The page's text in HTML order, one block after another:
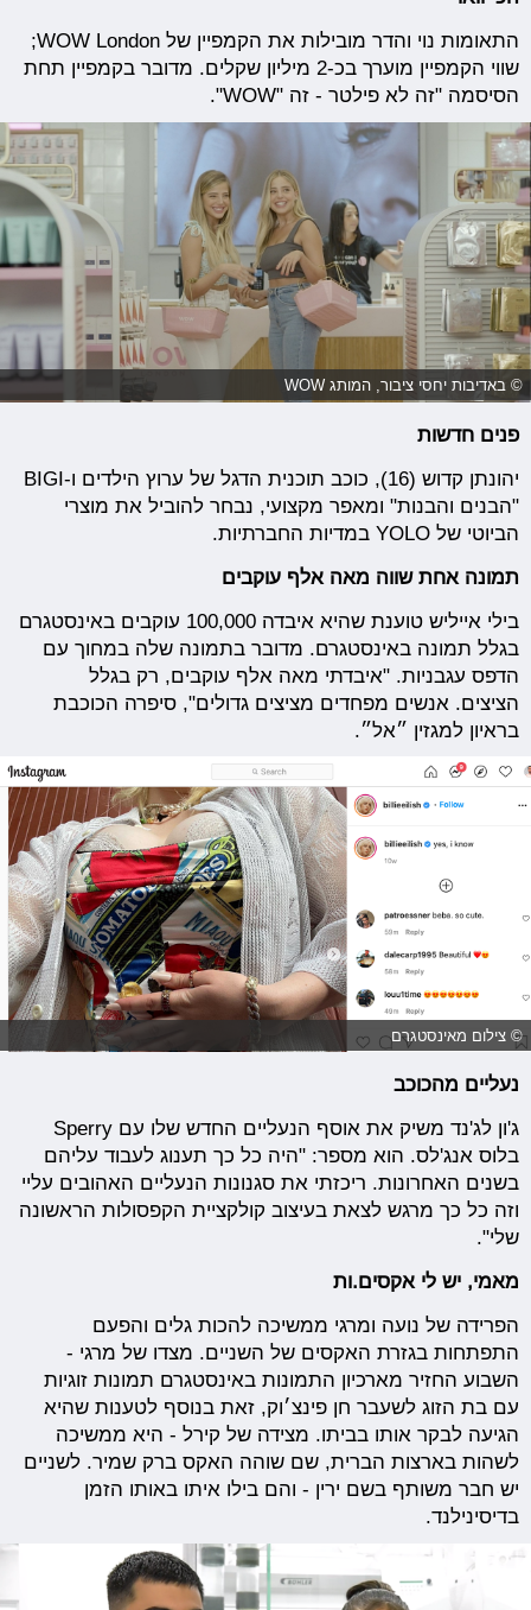
התאומות נוי והדר מובילות את הקמפיין של WOW London;
שווי הקמפיין מוערך בכ-2 מיליון שקלים. מדובר בקמפיין תחת
הסיסמה "זה לא פילטר - זה "WOW".
© באדיבות יחסי ציבור, המותג WOW
פנים חדשות
יהונתן קדוש (16), כוכב תוכנית הדגל של ערוץ הילדים ו-BIGI
"הבנים והבנות" ומאפר מקצועי, נבחר להוביל את מוצרי
הביוטי של YOLO במדיות החברתיות.
תמונה אחת שווה מאה אלף עוקבים
בילי אייליש טוענת שהיא איבדה 100,000 עוקבים באינסטגרם
בגלל תמונה באינסטגרם. מדובר בתמונה שלה במחוך עם
הדפס עגבניות. "איבדתי מאה אלף עוקבים, רק בגלל
הציצים. אנשים מפחדים מציצים גדולים", סיפרה הכוכבת
בראיון למגזין ״אל״.
© צילום מאינסטגרם
נעליים מהכוכב
ג'ון לג'נד משיק את אוסף הנעליים החדש שלו עם Sperry
בלוס אנג'לס. הוא מספר: "היה כל כך תענוג לעבוד עליהם
בשנים האחרונות. ריכזתי את סגנונות הנעליים האהובים עליי
וזה כל כך מרגש לצאת בעיצוב קולקציית הקפסולות הראשונה
שלי".
מאמי, יש לי אקסים.ות
הפרידה של נועה ומרגי ממשיכה להכות גלים והפעם
התפתחות בגזרת האקסים של השניים. מצדו של מרגי -
השבוע החזיר מארכיון התמונות באינסטגרם תמונות זוגיות
עם בת הזוג לשעבר חן פינצ׳וק, זאת בנוסף לטענות שהיא
הגיעה לבקר אותו בביתו. מצידה של קירל - היא ממשיכה
לשהות בארצות הברית, שם שוהה האקס ברק שמיר. לשניים
יש חבר משותף בשם ירין - והם בילו איתו באותו הזמן
בדיסינילנד.